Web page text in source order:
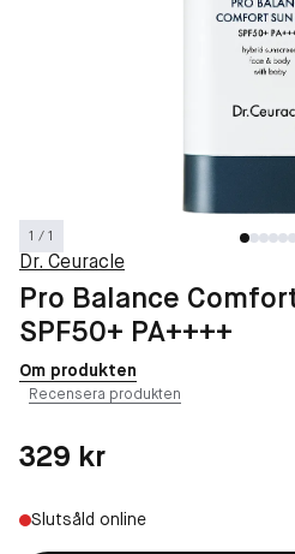
1 / 1
Dr. Ceuracle
Pro Balance
SPF50+ PA++++
Om produkten
Recensera produkten
Pris: 329 kr
329 kr
Slutsåld online